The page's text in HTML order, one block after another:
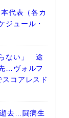
代表（各カ
ジュール・
らない」 途
…ヴォルフ
コアレスド
去…闘病生